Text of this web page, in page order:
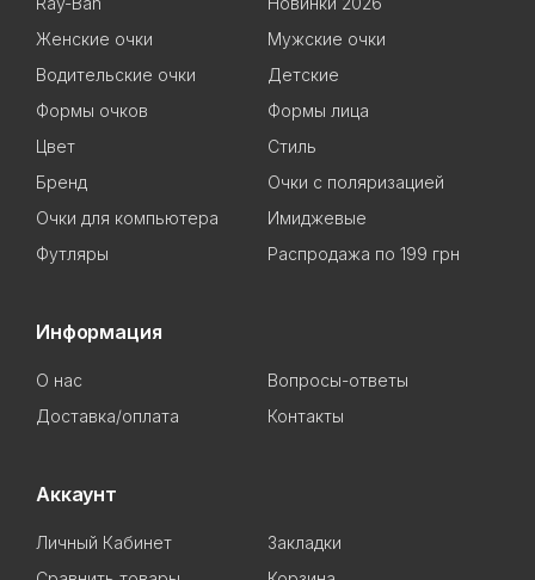
Женские очки
Мужские очки
Водительские очки
Детские
Формы очков
Формы лица
Цвет
Стиль
Бренд
Очки с поляризацией
Очки для компьютера
Имиджевые
Футляры
Распродажа по 199 грн
Информация
О нас
Вопросы-ответы
Доставка/оплата
Контакты
Аккаунт
Личный Кабинет
Закладки